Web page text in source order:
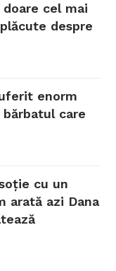
cel mai
despre
enorm
care
cu un
arată azi Dana